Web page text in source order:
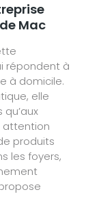
Mac
répondent à
à domicile.
elle
attention
produits
les foyers,